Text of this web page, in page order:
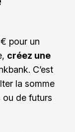
pour un
créez une
C’est
la somme
ou de futurs